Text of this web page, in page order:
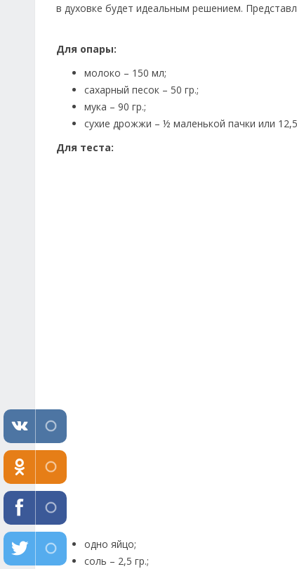
в духовке будет идеальным решением.
Для опары:
молоко – 150 мл;
сахарный песок – 50 гр.;
мука – 90 гр.;
сухие дрожжи – ½ маленькой пачки или
Для теста:
одно яйцо;
соль – 2,5 гр.;